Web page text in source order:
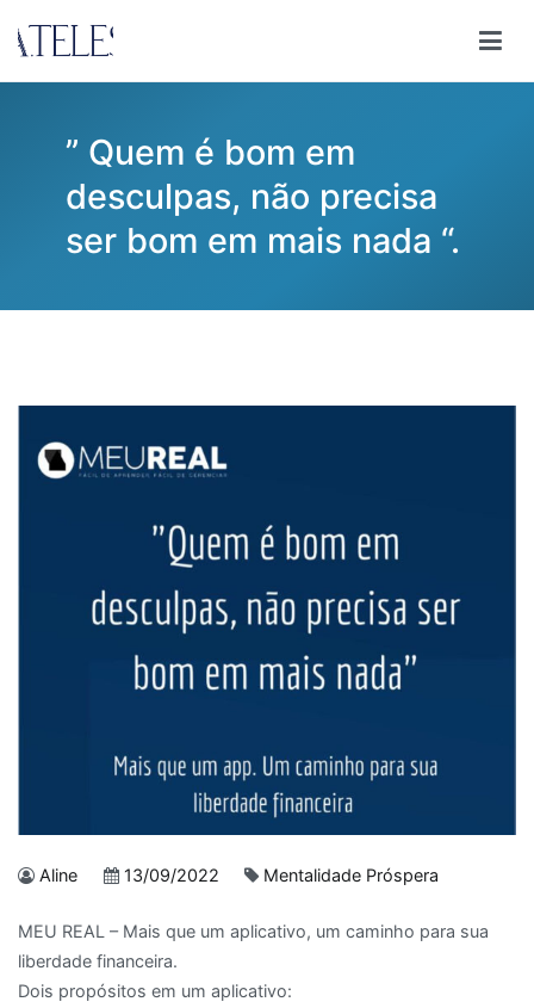
para
” Quem é bom em
desculpas, não precisa
ser bom em mais nada “.
Aline 13/09/2022 Mentalidade Próspera
MEU REAL – Mais que um aplicativo, um caminho para sua
liberdade financeira.
Dois propósitos em um aplicativo: